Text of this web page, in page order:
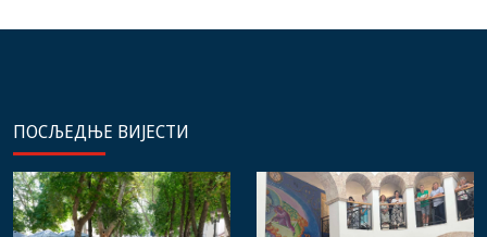
ПОСЉЕДЊЕ ВИЈЕСТИ